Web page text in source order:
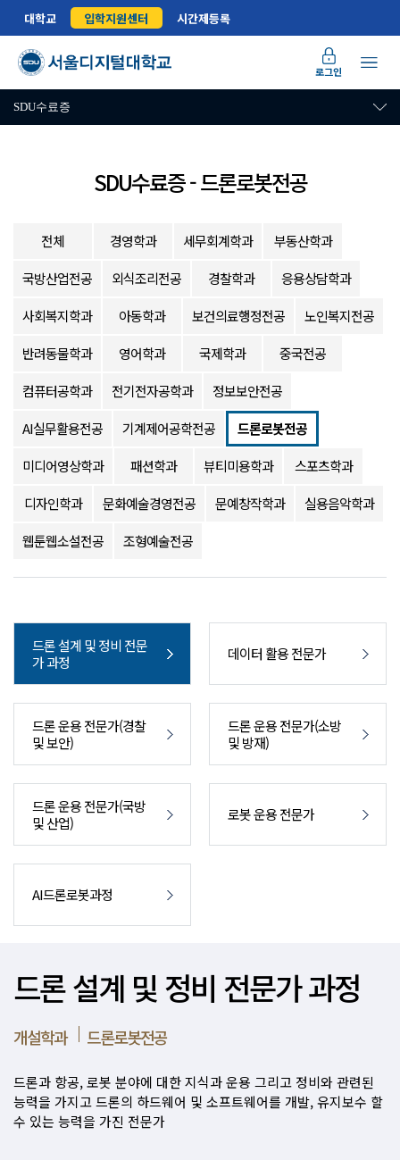
대학교 입학지원센터 시간제등록
로그인
SDU수료증
SDU수료증 - 드론로봇전공
전체 경영학과 세무회계학과
부동산학과
국방산업전공
외식조리전공 경찰학과
응용상담학과
사회복지학과
아동학과 보건의료행정전공
노인복지전공
반려동물학과
영어학과 국제학과
중국전공
컴퓨터공학과
전기전자공학과
정보보안전공
AI실무활용전공
기계제어공학전공
드론로봇전공
미디어영상학과
패션학과 뷰티미용학과
스포츠학과
디자인학과
문화예술경영전공 문예창작학과
실용음악학과
웹툰웹소설전공
조형예술전공
드론 설계 및 정비 전문
가 과정
데이터 활용 전문가
드론 운용 전문가(경찰
및 보안)
드론 운용 전문가(소방
및 방재)
드론 운용 전문가(국방
및 산업)
로봇 운용 전문가
AI드론로봇과정
드론 설계 및 정비 전문가 과정
개설학과 드론로봇전공
드론과 항공, 로봇 분야에 대한 지식과 운용 그리고 정비와 관련된
능력을 가지고 드론의 하드웨어 및 소프트웨어를 개발, 유지보수 할
수 있는 능력을 가진 전문가